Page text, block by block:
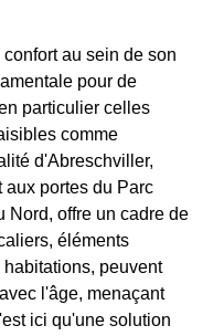
au sein de son
pour de
particulier celles
comme
d'Abreschviller,
portes du Parc
Nord, offre un cadre de
éléments
peuvent
l'âge, menaçant
ici qu'une solution